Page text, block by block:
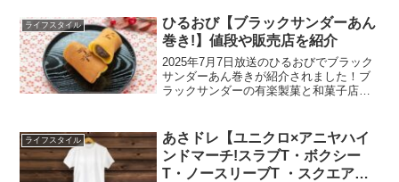
りの新作スニーカー。人気の厚底...
ライフスタイル
ひるおび【ブラックサンダーあん
巻き!】値段や販売店を紹介
2025年7月7日放送のひるおびでブラック
サンダーあん巻きが紹介されました！ブ
ラックサンダーの有楽製菓と和菓子店お
で1,180円です。ブラックサンダーあん巻
き販売...
ライフスタイル
あさドレ【ユニクロ×アニヤハイ
ンドマーチ!スラブT・ボクシー
T・ノースリーブT ・スクエアポ